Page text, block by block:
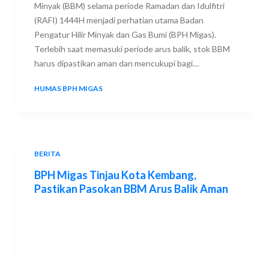
Minyak (BBM) selama periode Ramadan dan Idulfitri
(RAFI) 1444H menjadi perhatian utama Badan
Pengatur Hilir Minyak dan Gas Bumi (BPH Migas).
Terlebih saat memasuki periode arus balik, stok BBM
harus dipastikan aman dan mencukupi bagi…
HUMAS BPH MIGAS
BERITA
BPH Migas Tinjau Kota Kembang,
Pastikan Pasokan BBM Arus Balik Aman